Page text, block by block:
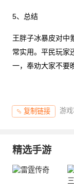
5、总结
王胖子冰暴皮对中
常实用。平民玩家
一，奉劝大家不要
复制链接 游
精选手游